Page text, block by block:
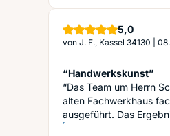
5,0Sterne
von J. F., Kassel 34130
“Handwerkskunst”
“Das Team um Herrn
alten Fachwerkhaus
ausgeführt. Das